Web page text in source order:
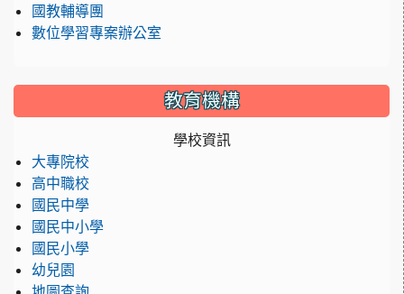
國教輔導團
數位學習專案辦公室
教育機構
學校資訊
大專院校
高中職校
國民中學
國民中小學
國民小學
幼兒園